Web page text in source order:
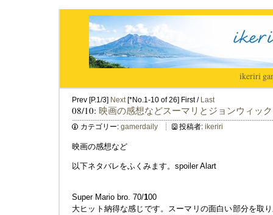
ikeriri|
Prev [P.1/3] Next[*No.1-10 of 26] First / Last
08/10: 映画の感想などスーマリとジョンウィッ
カテゴリー: gamerdaily 投稿者: ikeriri
映画の感想など
以下ネタバレをふくみます。spoiler Alart
Super Mario bro. 70/100
大ヒット納得な感じです。スーマリの面白い部分を取